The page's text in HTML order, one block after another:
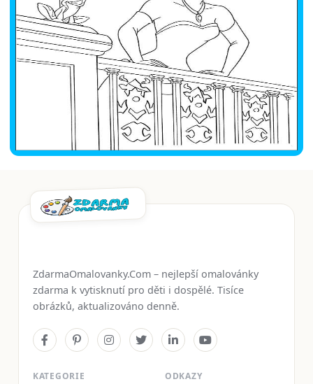
ZdarmaOmalovanky.Com – nejlepší omalovánky
zdarma k vytisknutí pro děti i dospělé. Tisíce
obrázků, aktualizováno denně.
KATEGORIE ODKAZY